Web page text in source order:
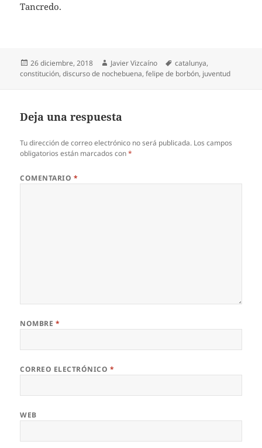
Tancredo.
Publicado
el
26 diciembre, 2018 Autor
Javier Vizcaíno Etiquetas
catalunya,
constitución,discurso de nochebuena,felipe de borbón, juventud
Deja una respuesta
Tu dirección de correo electrónico no será publicada. Los campos
obligatorios están marcados con*
COMENTARIO *
NOMBRE *
CORREO ELECTRÓNICO *
WEB